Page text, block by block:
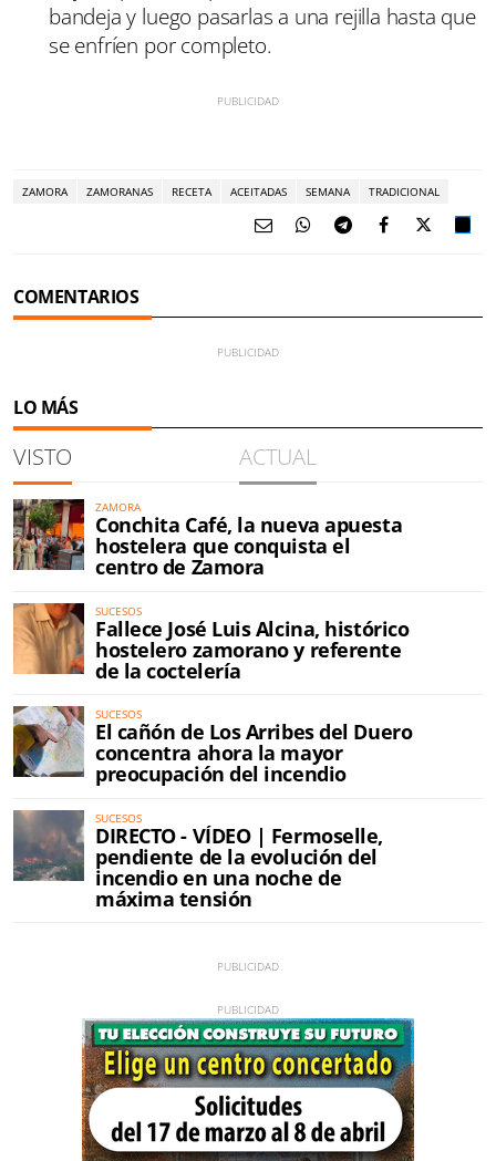
bandeja y luego pasarlas a una rejilla hasta que
se enfríen por completo.
ZAMORA ZAMORANAS RECETA ACEITADAS SEMANA TRADICIONAL
COMENTARIOS
LO MÁS
VISTO ACTUAL
ZAMORA
Conchita Café, la nueva apuesta
hostelera que conquista el
centro de Zamora
SUCESOS
Fallece José Luis Alcina, histórico
hostelero zamorano y referente
de la coctelería
SUCESOS
El cañón de Los Arribes del Duero
concentra ahora la mayor
preocupación del incendio
SUCESOS
DIRECTO - VÍDEO | Fermoselle,
pendiente de la evolución del
incendio en una noche de
máxima tensión